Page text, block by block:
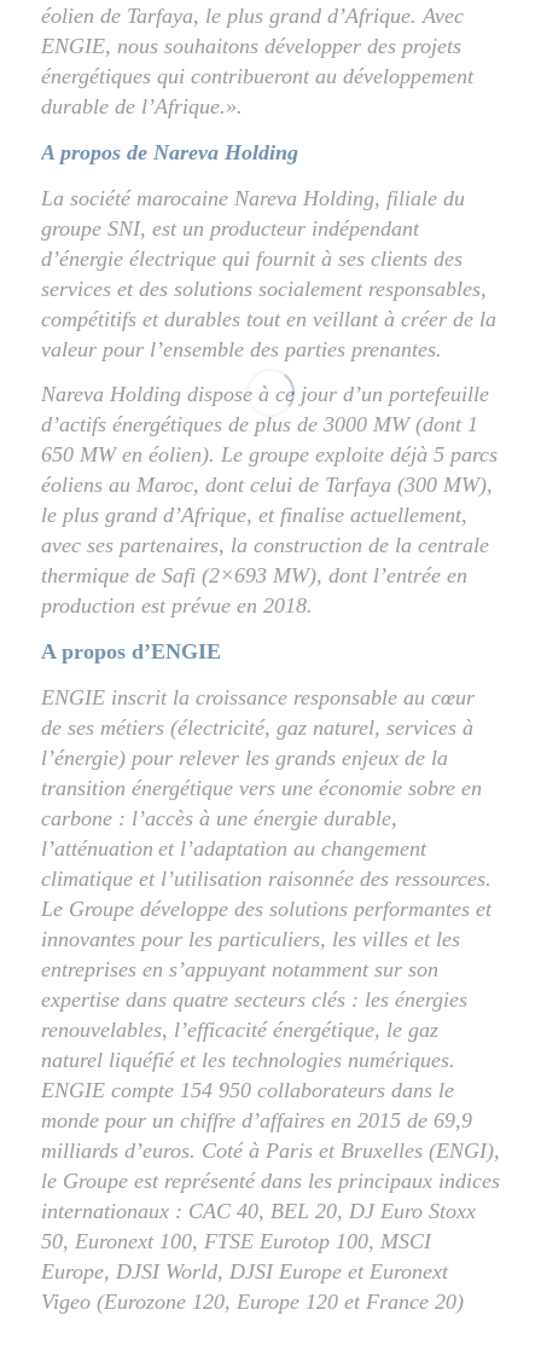
éolien de Tarfaya, le plus grand d’Afrique. Avec
ENGIE, nous souhaitons développer des projets
énergétiques qui contribueront au développement
durable de l’Afrique.».
A propos de Nareva Holding
La société marocaine Nareva Holding, filiale du
groupe SNI, est un producteur indépendant
d’énergie électrique qui fournit à ses clients des
services et des solutions socialement responsables,
compétitifs et durables tout en veillant à créer de la
valeur pour l’ensemble des parties prenantes.
Nareva Holding dispose à ce jour d’un portefeuille
d’actifs énergétiques de plus de 3000 MW (dont 1
650 MW en éolien). Le groupe exploite déjà 5 parcs
éoliens au Maroc, dont celui de Tarfaya (300 MW),
le plus grand d’Afrique, et finalise actuellement,
avec ses partenaires, la construction de la centrale
thermique de Safi (2×693 MW), dont l’entrée en
production est prévue en 2018.
A propos d’ENGIE
ENGIE inscrit la croissance responsable au cœur
de ses métiers (électricité, gaz naturel, services à
l’énergie) pour relever les grands enjeux de la
transition énergétique vers une économie sobre en
carbone : l’accès à une énergie durable,
l’atténuation et l’adaptation au changement
climatique et l’utilisation raisonnée des ressources.
Le Groupe développe des solutions performantes et
innovantes pour les particuliers, les villes et les
entreprises en s’appuyant notamment sur son
expertise dans quatre secteurs clés : les énergies
renouvelables, l’efficacité énergétique, le gaz
naturel liquéfié et les technologies numériques.
ENGIE compte 154 950 collaborateurs dans le
monde pour un chiffre d’affaires en 2015 de 69,9
milliards d’euros. Coté à Paris et Bruxelles (ENGI),
le Groupe est représenté dans les principaux indices
internationaux : CAC 40, BEL 20, DJ Euro Stoxx
50, Euronext 100, FTSE Eurotop 100, MSCI
Europe, DJSI World, DJSI Europe et Euronext
Vigeo (Eurozone 120, Europe 120 et France 20)